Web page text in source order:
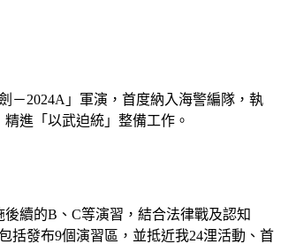
－2024A」軍演，首度納入海警編隊，執
進「以武迫統」整備工作。
續的B、C等演習，結合法律戰及認知
括發布9個演習區，並抵近我24浬活動、首